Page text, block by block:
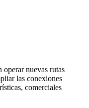
operar nuevas rutas
las conexiones
comerciales